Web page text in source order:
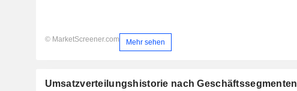
© MarketScreener.com Mehr sehen
Umsatzverteilungshistorie nach Geschäftssegmenten